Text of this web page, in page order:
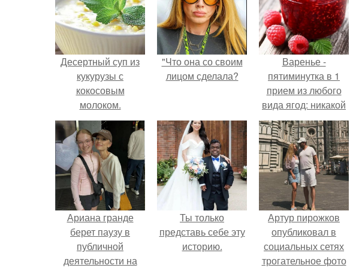
Десертный суп из
кукурузы с
кокосовым
молоком.
"Что она со своим
лицом сделала?
Варенье -
пятиминутка в 1
прием из любого
вида ягод: никакой
длительной варки,
все витамины на
месте!
Ариана гранде
берет паузу в
публичной
деятельности на
Ты только
представь себе эту
историю.
Артур пирожков
опубликовал в
социальных сетях
трогательное фото